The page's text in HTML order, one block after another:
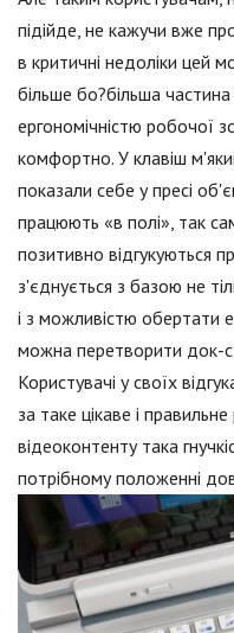
підійде, не кажучи вже
в критичні недоліки цей
більше бо?більша
ергономічністю робочої
комфортно. У клавіш
показали себе у пресі
працюють «в полі», так
позитивно відгукуються
з'єднується з базою не
і з можливістю обертати
можна перетворити док-
Користувачі у своїх
за таке цікаве і
відеоконтенту така
потрібному положенні